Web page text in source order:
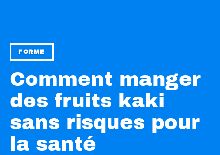
FORME
Comment manger
des fruits kaki
sans risques pour
la santé